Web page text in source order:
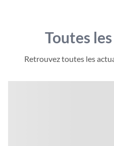
Toutes
Retrouvez toutes les